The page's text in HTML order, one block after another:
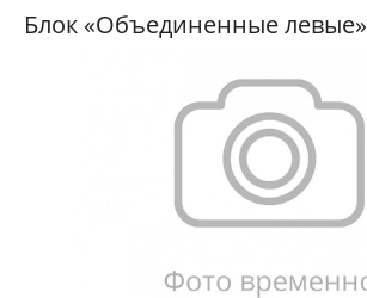
Блок «Объединенные левые»